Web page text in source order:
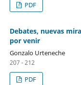
PDF
Debates, nuevas
por venir
Gonzalo Urteneche
207 - 212
PDF